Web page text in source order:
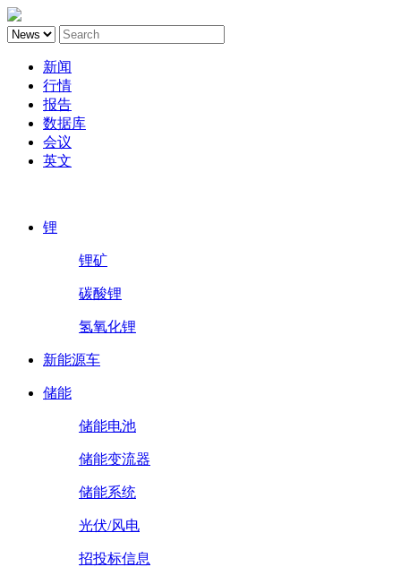
新闻
行情
报告
数据库
会议
英文
锂
锂矿
碳酸锂
氢氧化锂
新能源车
储能
储能电池
储能变流器
储能系统
光伏/风电
招投标信息